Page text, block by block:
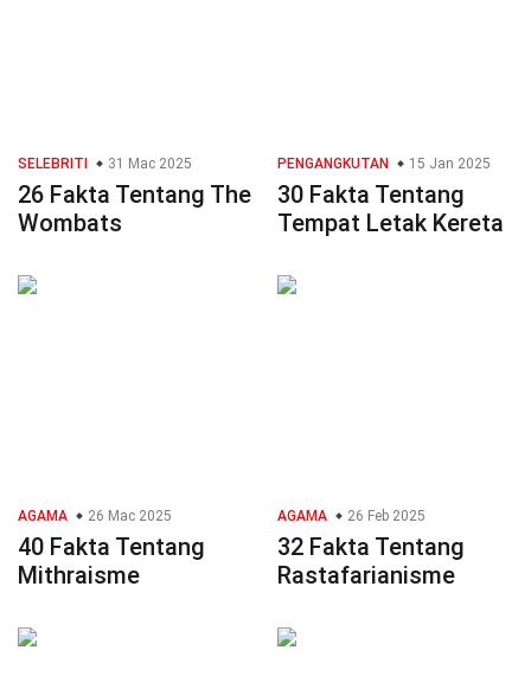
SELEBRITI 31 Mac 2025
26 Fakta Tentang The
Wombats
PENGANGKUTAN 15 Jan 2025
30 Fakta Tentang
Tempat Letak Kereta
AGAMA 26 Mac 2025
40 Fakta Tentang
Mithraisme
AGAMA 26 Feb 2025
32 Fakta Tentang
Rastafarianisme